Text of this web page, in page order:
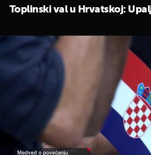
Toplinski val u Hrvatskoj: